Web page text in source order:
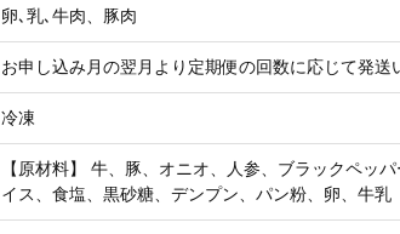
卵､乳､牛肉、豚肉
お申し込み月の翌月より定期便の回数に応じて発送
冷凍
【原材料】 牛、豚、オニオ、人参、ブラックペッ
イス、食塩、黒砂糖、デンプン、パン粉、卵、牛乳